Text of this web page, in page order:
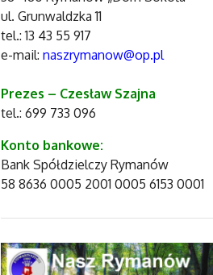
ul. Grunwaldzka 11
tel.: 13 43 55 917
e-mail:naszrymanow@op.pl
Prezes – Czesław Szajna
tel.: 699 733 096
Konto bankowe:
Bank Spółdzielczy Rymanów
58 8636 0005 2001 0005 6153 0001